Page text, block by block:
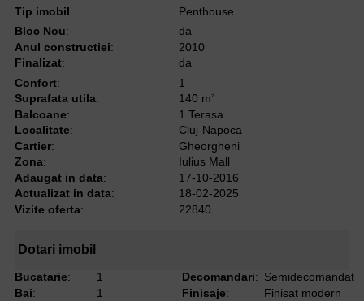
Tip imobil
Penthouse
Bloc Nou:
da
Anul constructiei:
2010
Finalizat:
da
Confort:
1
Suprafata utila: 140 m2
Balcoane:
1 Terasa
Localitate:
Cluj-Napoca
Cartier:
Gheorgheni
Zona:
Iulius Mall
Adaugat in data:
17-10-2016
Actualizat in data:
18-02-2025
Vizite oferta: 22840
Dotari imobil
Bucatarie:
1
Bai:
1
Decomandari: Semidecomandat
Finisaje:
Finisat modern